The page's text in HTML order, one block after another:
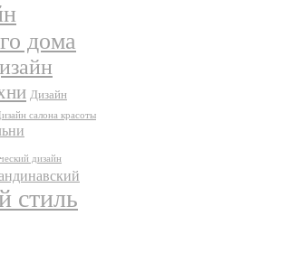
дома
Дизайн
салона красоты
дизайн
стиль